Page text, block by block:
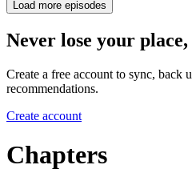
Load more episodes
Never lose your
Create a free account to sync, back
recommendations.
Create account
Chapters